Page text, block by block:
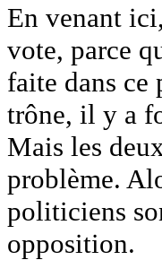
En venant
vote, parce
faite dans ce
trône, il y a
Mais les
problème.
politiciens
opposition.